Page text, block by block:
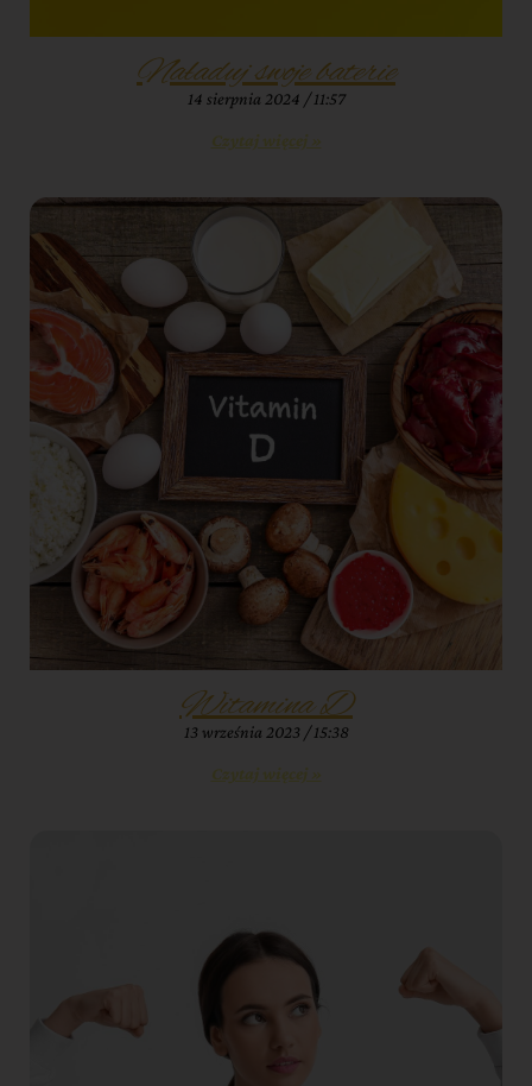
Naładuj swoje baterie
14 sierpnia 2024 11:57
Czytaj więcej »
Witamina D
13 września 2023 15:38
Czytaj więcej »